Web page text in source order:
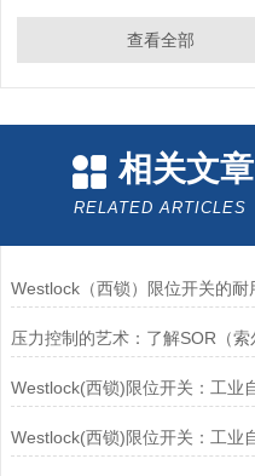
查看全部
相关文章
RELATED ARTICLES